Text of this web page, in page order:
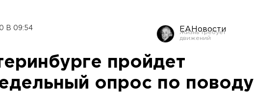
В 09:54 ЕАНовости
пройдет
опрос по поводу